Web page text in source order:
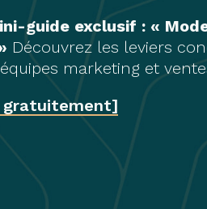
guide exclusif : «
Découvrez les leviers
marketing et
gratuitement]